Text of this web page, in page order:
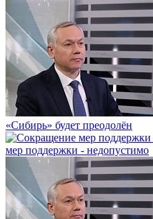
«Сибирь» будет преодолён
мер поддержки - недопустимо